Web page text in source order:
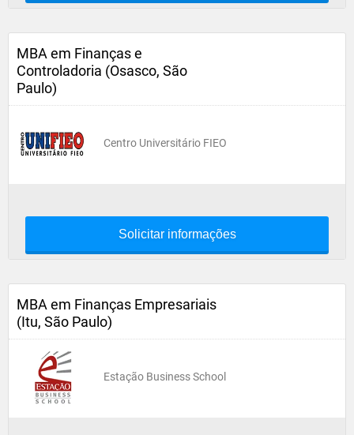
MBA em Finanças e
Controladoria (Osasco, São
Paulo)
Centro Universitário FIEO
Solicitar informações
MBA em Finanças Empresariais
(Itu, São Paulo)
Estação Business School